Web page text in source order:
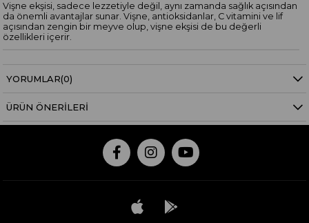
Vişne ekşisi, sadece lezzetiyle değil, aynı zamanda sağlık açısından
da önemli avantajlar sunar. Vişne, antioksidanlar, C vitamini ve lif
açısından zengin bir meyve olup, vişne ekşisi de bu değerli
özellikleri içerir.
YORUMLAR(0)
ÜRÜN ÖNERILERI